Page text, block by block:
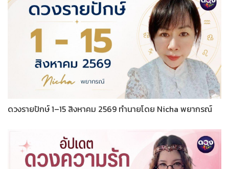
ดวงรายปักษ์ 1–15 สิงหาคม 2569 ทำนายโดย Nicha พยากรณ์